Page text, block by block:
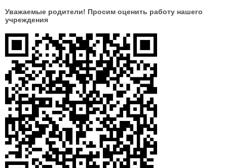
Уважаемые родители! Просим оценить работу нашего
учреждения